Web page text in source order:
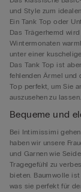
und Style zum
Ein Tank Top oder
Das Trägerhemd
Wintermonaten
unter einer
Das Tank Top ist
fehlenden Ärmel und
Top perfekt, um Sie
auszusehen zu lassen.
Bequeme und
Bei Intimissimi
haben wir unsere
und Garnen wie
Tragegefühl zu
bieten. Baumwolle
was sie perfekt für